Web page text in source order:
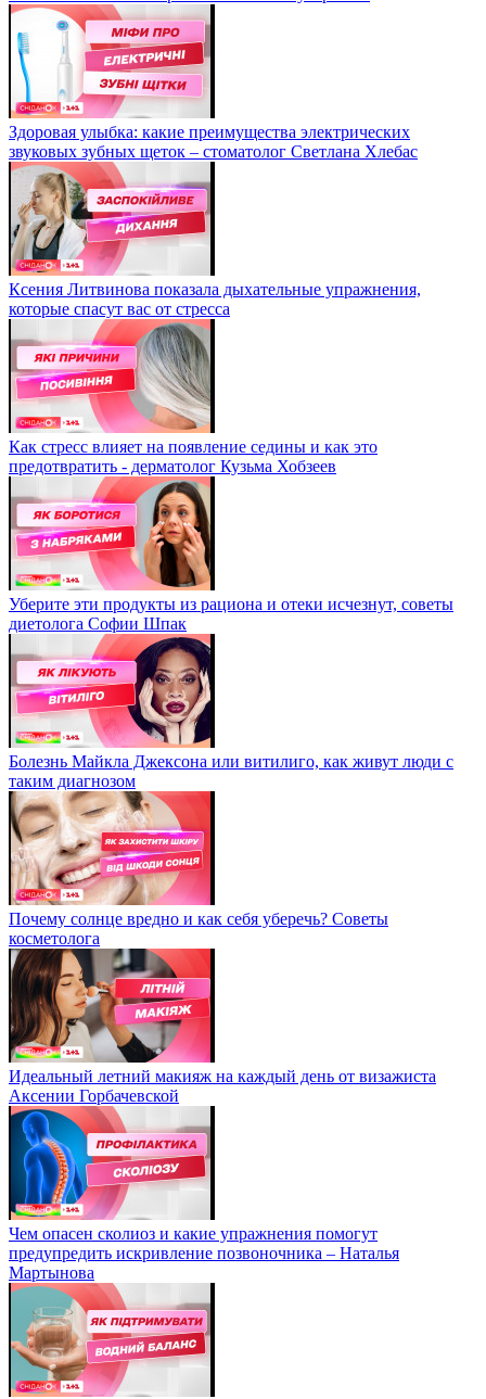
Здоровая улыбка: какие преимущества электрических
звуковых зубных щеток – стоматолог Светлана Хлебас
Ксения Литвинова показала дыхательные упражнения,
которые спасут вас от стресса
Как стресс влияет на появление седины и как это
предотвратить - дерматолог Кузьма Хобзеев
Уберите эти продукты из рациона и отеки исчезнут, советы
диетолога Софии Шпак
Болезнь Майкла Джексона или витилиго, как живут люди с
таким диагнозом
Почему солнце вредно и как себя уберечь? Советы
косметолога
Идеальный летний макияж на каждый день от визажиста
Аксении Горбачевской
Чем опасен сколиоз и какие упражнения помогут
предупредить искривление позвоночника – Наталья
Мартынова